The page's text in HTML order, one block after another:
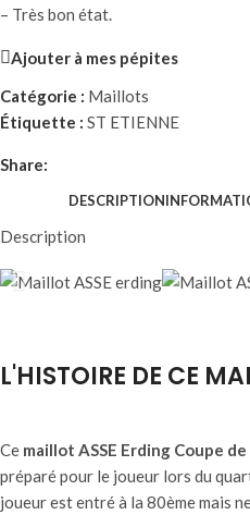
– Très bon état.
Ajouter à mes pépites
Catégorie : Maillots
Étiquette : ST ETIENNE
Share:
DESCRIPTION
Description
L'HISTOIRE DE CE
Ce maillot ASSE Erding Coupe
préparé pour le joueur lors du
joueur est entré à la 80ème mais